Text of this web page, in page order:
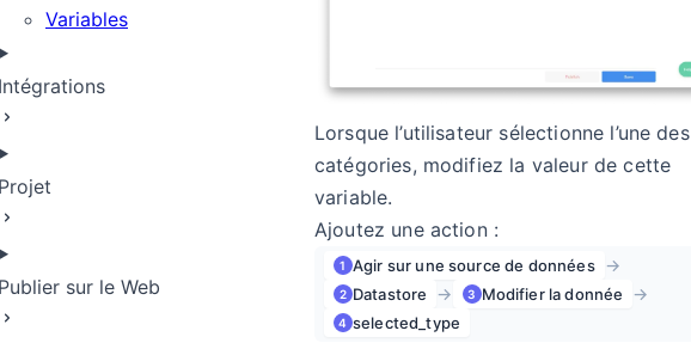
Variables
Intégrations
Projet
Publier sur le Web
Lorsque l’utilisateur sélectionne l’une des
catégories, modifiez la valeur de cette
variable.
Ajoutez une action :
1 Agir sur une source de données →
2 Datastore → 3 Modifier la donnée →
4 selected_type